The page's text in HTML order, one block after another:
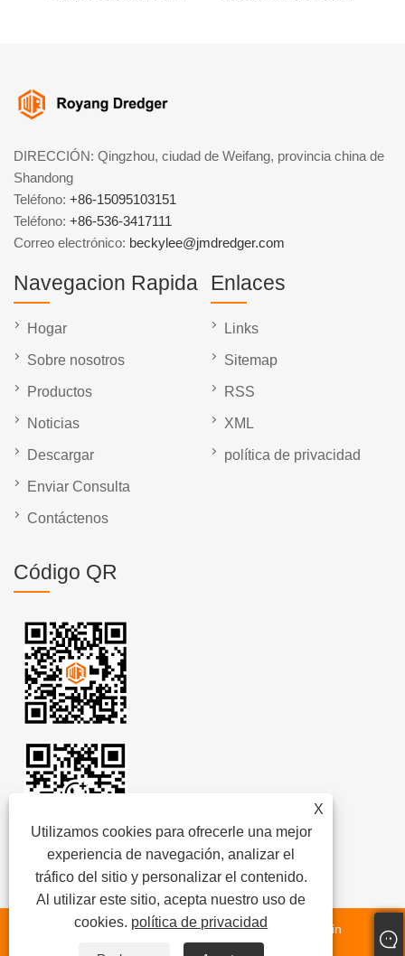
X
Utilizamos cookies para ofrecerle una mejor
experiencia de navegación, analizar el
tráfico del sitio y personalizar el contenido.
Al utilizar este sitio, acepta nuestro uso de
cookies. política de privacidad
DIRECCIÓN: Qingzhou, ciudad de Weifang, provincia china de
Shandong
Teléfono: +86-15095103151
Teléfono: +86-536-3417111
Correo electrónico: beckylee@jmdredger.com
Navegacion Rapida
Hogar
Sobre nosotros
Productos
Noticias
Descargar
Enviar Consulta
Contáctenos
Enlaces
Links
Sitemap
RSS
XML
política de privacidad
Código QR
Derechos de autor © 2024Draga Co., Ltd. de Weifang Jin
Reservados todos los derechos.